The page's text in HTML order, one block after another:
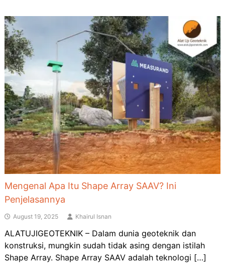
Mengenal Apa Itu Shape Array SAAV? Ini
Penjelasannya
August 19, 2025 Khairul Isnan
ALATUJIGEOTEKNIK – Dalam dunia geoteknik dan
konstruksi, mungkin sudah tidak asing dengan istilah
Shape Array. Shape Array SAAV adalah teknologi […]